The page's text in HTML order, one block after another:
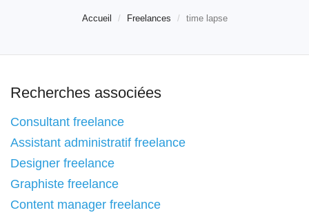
Accueil Freelances time lapse
Recherches associées
Consultant freelance
Assistant administratif freelance
Designer freelance
Graphiste freelance
Content manager freelance